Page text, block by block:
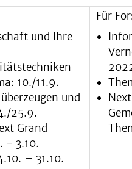
und Ihre
10./11.9.
und
25.9.
Grand
- 3.10.
– 31.10.
Für